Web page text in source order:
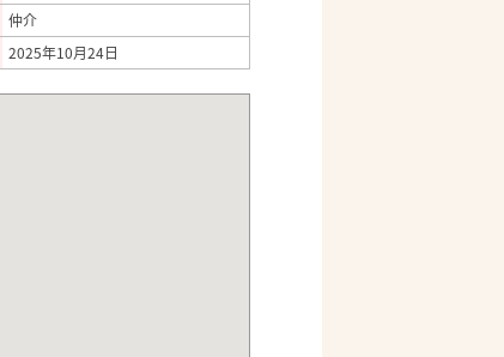
仲介
2025年10月24日